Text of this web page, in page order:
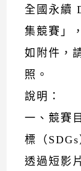
全國永續
集競賽」
如附件，
照。
說明：
一、競賽
標（
透過短影